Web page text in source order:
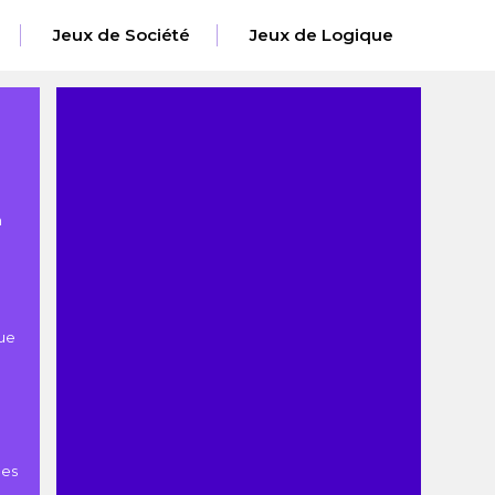
Jeux de Société Jeux de Logique